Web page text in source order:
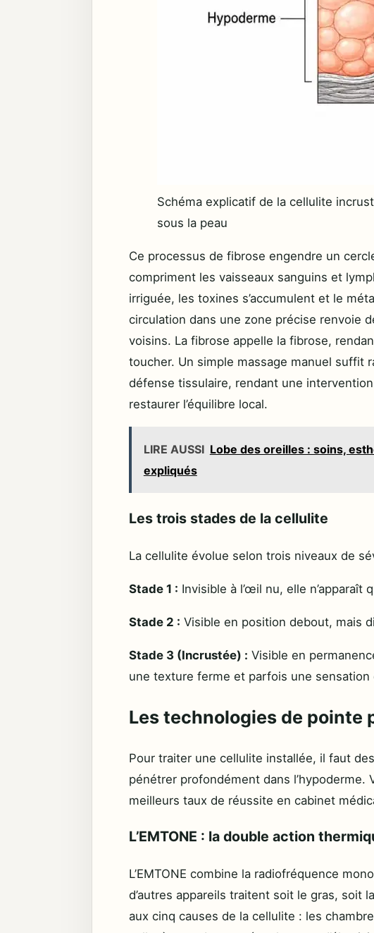
Schéma explicatif de la cellulite
sous la peau
Ce processus de fibrose engendre un
compriment les vaisseaux sanguins et
irriguée, les toxines s’accumulent et le
circulation dans une zone précise renvoie
voisins. La fibrose appelle la fibrose,
toucher. Un simple massage manuel suffit
défense tissulaire, rendant une
restaurer l’équilibre local.
LIRE AUSSI Lobe des oreilles : soins,
expliqués
Les trois stades de la cellulite
La cellulite évolue selon trois niveaux de
Stade 1 : Invisible à l’œil nu, elle n’apparaît
Stade 2 : Visible en position debout, mais
Stade 3 (Incrustée) : Visible en
une texture ferme et parfois une
Les technologies de pointe
Pour traiter une cellulite installée, il faut
pénétrer profondément dans
meilleurs taux de réussite en cabinet
L’EMTONE : la double action
L’EMTONE combine la radiofréquence
d’autres appareils traitent soit le gras, soit
aux cinq causes de la cellulite : les